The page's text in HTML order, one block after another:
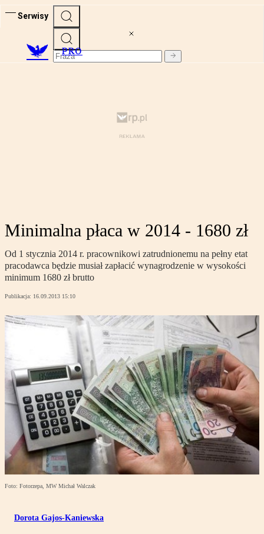
Serwisy
PRO
Minimalna płaca w 2014 - 1680 zł
Od 1 stycznia 2014 r. pracownikowi zatrudnionemu na pełny etat
pracodawca będzie musiał zapłacić wynagrodzenie w wysokości
minimum 1680 zł brutto
Publikacja: 16.09.2013 15:10
Foto: Fotorzepa, MW Michał Walczak
Dorota Gajos-Kaniewska